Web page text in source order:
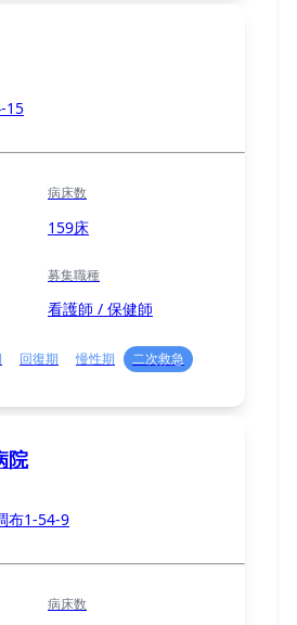
15
病床数
159床
募集職種
看護師 / 保健師
回復期 慢性期
二次救急
院
布1-54-9
病床数